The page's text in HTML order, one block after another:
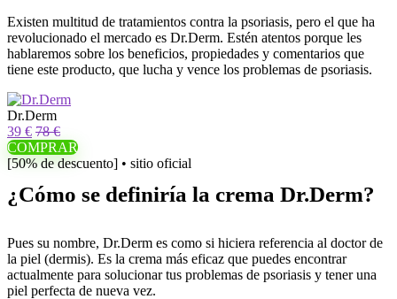
Existen multitud de tratamientos contra la psoriasis, pero el que ha
revolucionado el mercado es Dr.Derm. Estén atentos porque les
hablaremos sobre los beneficios, propiedades y comentarios que
tiene este producto, que lucha y vence los problemas de psoriasis.
Dr.Derm
39 € 78 €
COMPRAR
[50% de descuento] • sitio oficial
¿Cómo se definiría la crema Dr.Derm?
Pues su nombre, Dr.Derm es como si hiciera referencia al doctor de
la piel (dermis). Es la crema más eficaz que puedes encontrar
actualmente para solucionar tus problemas de psoriasis y tener una
piel perfecta de nueva vez.